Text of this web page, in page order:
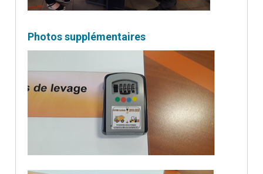
Photos supplémentaires